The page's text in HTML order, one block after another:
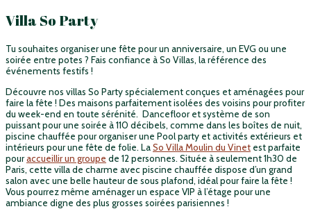
Villa So Party
Tu souhaites organiser une fête pour un anniversaire, un EVG ou une
soirée entre potes ? Fais confiance à So Villas, la référence des
événements festifs !
Découvre nos villas So Party spécialement conçues et aménagées pour
faire la fête ! Des maisons parfaitement isolées des voisins pour profiter
du week-end en toute sérénité. Dancefloor et système de son
puissant pour une soirée à 110 décibels, comme dans les boîtes de nuit,
piscine chauffée pour organiser une Pool party et activités extérieurs et
intérieurs pour une fête de folie. LaSo Villa Moulin du Vinet est parfaite
pouraccueillir un groupe de 12 personnes. Située à seulement 1h30 de
Paris, cette villa de charme avec piscine chauffée dispose d’un grand
salon avec une belle hauteur de sous plafond, idéal pour faire la fête !
Vous pourrez même aménager un espace VIP à l’étage pour une
ambiance digne des plus grosses soirées parisiennes !